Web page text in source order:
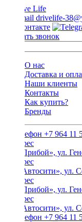
drivelife-
Заказать звонок
О нас
Доставка и
Наши клиенты
Контакты
Как купить?
Бренды
+7 964 11
ТЦ «Прибой», ул.
ТЦ «Автосити», ул.
ТЦ «Прибой», ул.
ТЦ «Автосити», ул.
+7 964 11